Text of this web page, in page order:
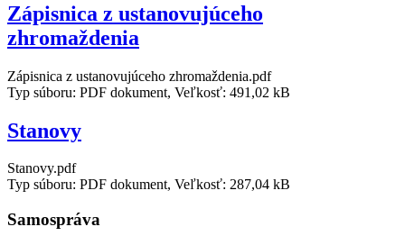
Zápisnica z ustanovujúceho
zhromaždenia
Zápisnica z ustanovujúceho zhromaždenia.pdf
Typ súboru: PDF dokument, Veľkosť: 491,02 kB
Stanovy
Stanovy.pdf
Typ súboru: PDF dokument, Veľkosť: 287,04 kB
Samospráva